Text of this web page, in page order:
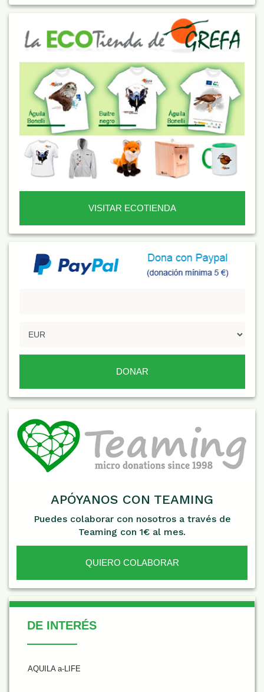
VISITAR ECOTIENDA
APÓYANOS CON TEAMING
Puedes colaborar con nosotros a través de
Teaming con 1€ al mes.
QUIERO COLABORAR
De Interés
DE INTERÉS
AQUILA a-LIFE